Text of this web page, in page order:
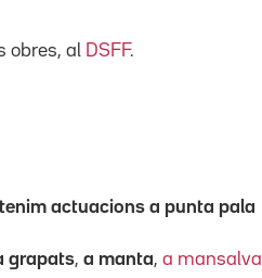
obres, al DSFF.
actuacions a punta pala
grapats, a manta, a mansalva